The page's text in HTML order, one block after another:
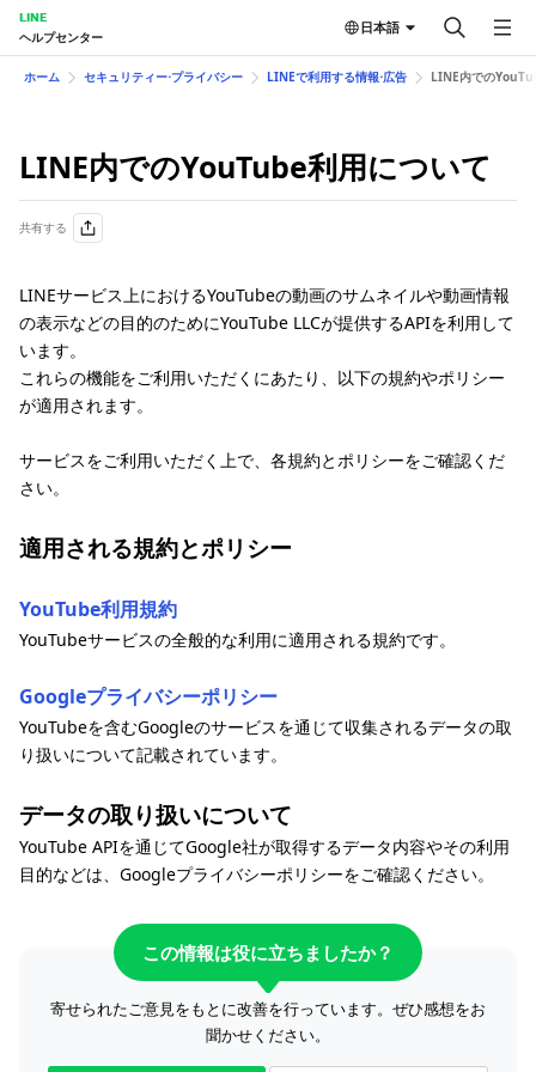
LINE
ヘルプセンター
日本語
ホーム セキュリティー⋅プライバシー LINEで利用する情報⋅広告 LINE内での
LINE内でのYouTube利用について
共有する
LINEサービス上におけるYouTubeの動画のサムネイルや動画情報
の表示などの目的のためにYouTube LLCが提供するAPIを利用して
います。
これらの機能をご利用いただくにあたり、以下の規約やポリシー
が適用されます。
サービスをご利用いただく上で、各規約とポリシーをご確認くだ
さい。
適用される規約とポリシー
YouTube利用規約
YouTubeサービスの全般的な利用に適用される規約です。
Googleプライバシーポリシー
YouTubeを含むGoogleのサービスを通じて収集されるデータの取
り扱いについて記載されています。
データの取り扱いについて
YouTube APIを通じてGoogle社が取得するデータ内容やその利用
目的などは、Googleプライバシーポリシーをご確認ください。
この情報は役に立ちましたか？
寄せられたご意見をもとに改善を行っています。ぜひ感想をお
聞かせください。